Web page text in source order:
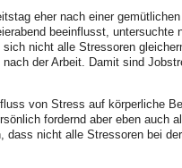
eher nach einer
beeinflusst,
nicht alle Stressoren
der Arbeit. Damit sind
von Stress auf körperliche
fordernd aber eben
dass nicht alle Stressoren bei